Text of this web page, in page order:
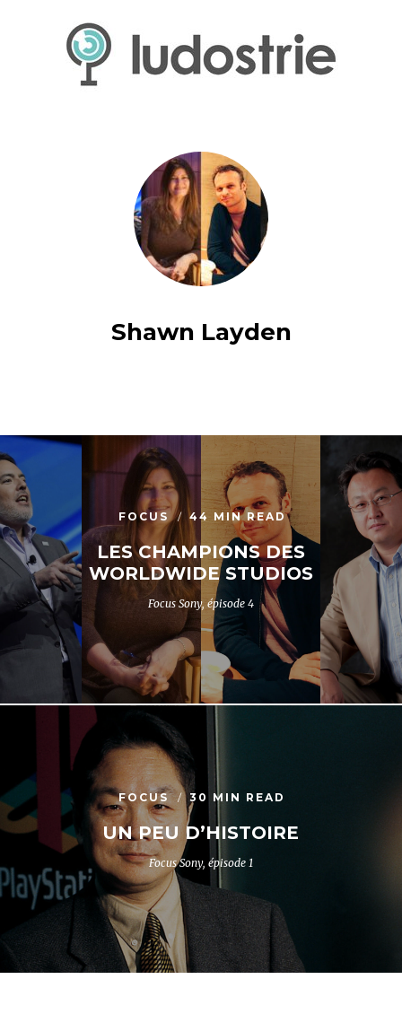
Shawn Layden
FOCUS 44 MIN READ
LES CHAMPIONS DES
WORLDWIDE STUDIOS
Focus Sony, épisode 4
FOCUS 30 MIN READ
UN PEU D’HISTOIRE
Focus Sony, épisode 1